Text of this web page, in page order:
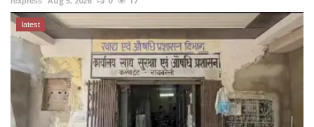
latest